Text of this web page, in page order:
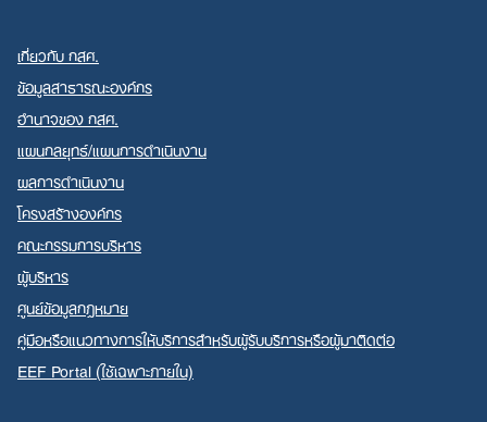
เกี่ยวกับ กสศ.
ข้อมูลสาธารณะองค์กร
อำนาจของ กสศ.
แผนกลยุทธ์/แผนการดำเนินงาน
ผลการดำเนินงาน
โครงสร้างองค์กร
คณะกรรมการบริหาร
ผู้บริหาร
ศูนย์ข้อมูลกฎหมาย
คู่มือหรือแนวทางการให้บริการสำหรับผู้รับบริการหรือผู้มาติดต่อ
EEF Portal (ใช้เฉพาะภายใน)